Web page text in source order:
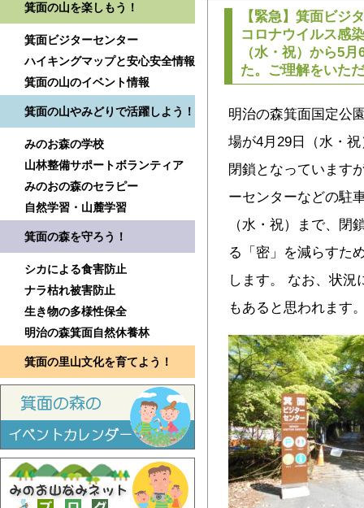
箕面の山を楽しもう！
箕面ビジターセンター
ハイキングマップと安心安全情報
箕面の山のイベント情報
箕面の山やみどりで活躍しよう！
みのお森の学校
山林整備サポートボランティア
みのおの森のセラピー
自然学習・山麓学習
箕面の森を守ろう！
シカによる食害防止
ナラ枯れ被害防止
生き物の多様性保全
明治の森箕面自然休養林
箕面の里山文化を育てよう！
【緊急】箕面ビジ
コロナウイルス感
（水・祝）から5
た。ご理解をいた
明治の森箕面国定公
場が4月29日（水・
閉鎖となっています
ーセンターなどの駐
（水・祝）まで、閉
る「密」を減らすた
します。 なお、状況
もあると思われます